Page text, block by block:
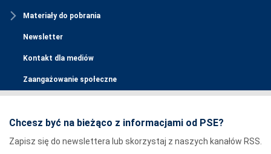
Materiały do pobrania
Newsletter
Kontakt dla mediów
Zaangażowanie społeczne
Chcesz być na bieżąco z informacjami od PSE?
Zapisz się do newslettera lub skorzystaj z naszych kanałów RSS.